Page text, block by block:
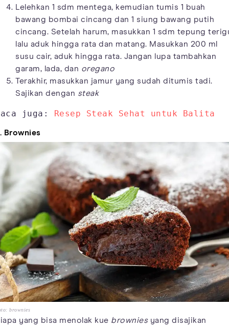
Lelehkan 1 sdm mentega, kemudian tumis 1 buah
bawang bombai cincang dan 1 siung bawang putih
cincang. Setelah harum, masukkan 1 sdm tepung
lalu aduk hingga rata dan matang. Masukkan 200 ml
susu cair, aduk hingga rata. Jangan lupa tambahkan
garam, lada, dan oregano
Terakhir, masukkan jamur yang sudah ditumis tadi.
Sajikan dengan steak
juga: Resep Steak Sehat untuk Balita
Brownies
brownies
yang bisa menolak kue browniesyang disajikan